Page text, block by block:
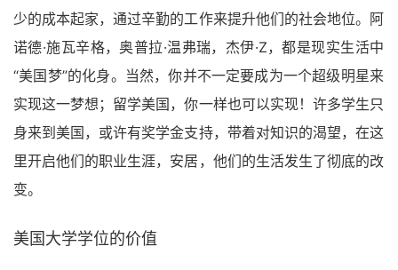
少的成本起家，通过辛勤的工作来提升他们的社会地位。阿
诺德·施瓦辛格，奥普拉·温弗瑞，杰伊·Z，都是现实生活中
“美国梦”的化身。当然，你并不一定要成为一个超级明星来
实现这一梦想；留学美国，你一样也可以实现！许多学生只
身来到美国，或许有奖学金支持，带着对知识的渴望，在这
里开启他们的职业生涯，安居，他们的生活发生了彻底的改
变。
美国大学学位的价值